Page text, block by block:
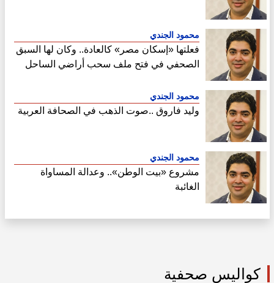
محمود الجندي
فعلتها «إسكان مصر» كالعادة.. وكان لها السبق
الصحفي في فتح ملف سحب أراضي الساحل
محمود الجندي
وليد فاروق ..صوت الذهب في الصحافة العربية
محمود الجندي
مشروع «بيت الوطن».. وعدالة المساواة
الغائبة
كواليس صحفية